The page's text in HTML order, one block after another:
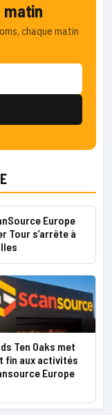
matin
chaque matin
Europe
Tour s’arrête à
Ten Oaks met
fin aux activités
Europe